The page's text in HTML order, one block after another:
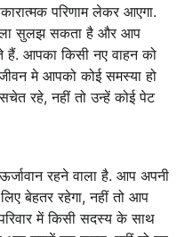
परिणाम लेकर आएगा.
सुलझ सकता है और आप
हैं. आपका किसी नए वाहन को
जीवन मे आपको कोई समस्या हो
रहे, नहीं तो उन्हें कोई पेट
रहने वाला है. आप अपनी
बेहतर रहेगा, नहीं तो आप
में किसी सदस्य के साथ